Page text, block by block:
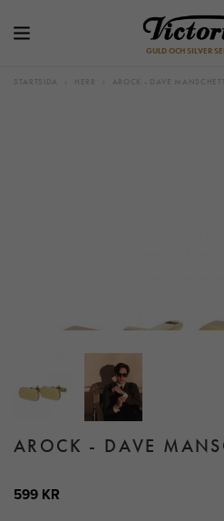
GULD OCH SILVER
STARTSIDA HERR AROCK - DAVE
AROCK - DAVE
599 KR